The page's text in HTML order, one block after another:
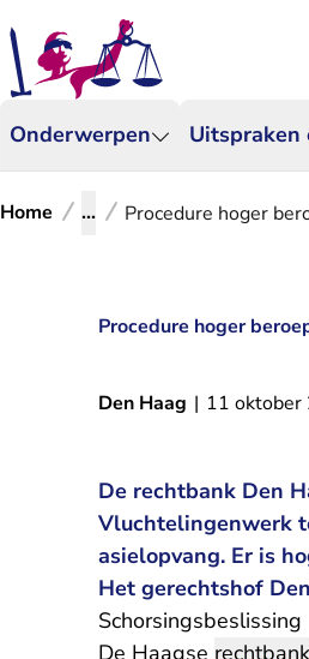
Onderwerpen Uitspraken
Home ... Procedure hoger
Procedure hoger
Den Haag | 11 oktober
De rechtbank Den
Vluchtelingenwerk
asielopvang. Er is
Het gerechtshof
Schorsingsbeslissing
De Haagse rechtbank